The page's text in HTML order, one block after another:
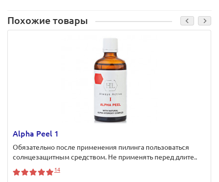
Похожие товары
Alpha Peel 1
Обязательно после применения пилинга пользоваться
солнцезащитным средством. Не применять перед длите..
14